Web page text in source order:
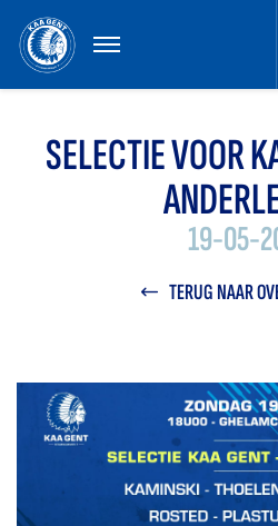
MENU
SELECTIE VOOR
19-05-
TERUG NAAR